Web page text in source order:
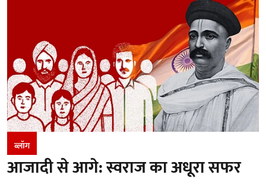
ब्लॉग
आजादी से आगे: स्वराज का अधूरा सफर